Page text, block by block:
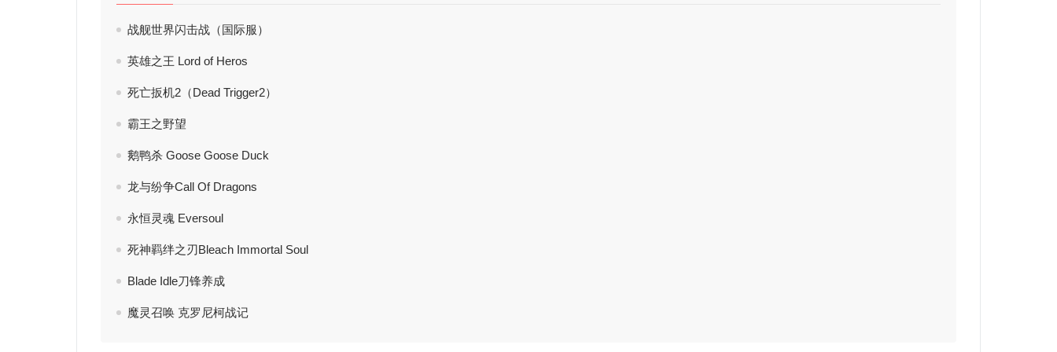
战舰世界闪击战（国际服）
英雄之王 Lord of Heros
死亡扳机2（Dead Trigger2）
霸王之野望
鹅鸭杀 Goose Goose Duck
龙与纷争Call Of Dragons
永恒灵魂 Eversoul
死神羁绊之刃Bleach Immortal Soul
Blade Idle刀锋养成
魔灵召唤 克罗尼柯战记